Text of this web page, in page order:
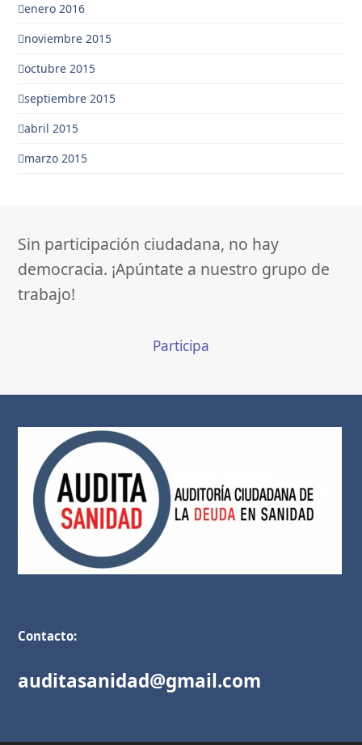
enero 2016
noviembre 2015
octubre 2015
septiembre 2015
abril 2015
marzo 2015
Sin participación ciudadana, no hay
democracia. ¡Apúntate a nuestro grupo de
trabajo!
Participa
Contacto:
auditasanidad@gmail.com